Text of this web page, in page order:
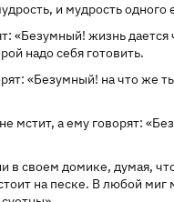
и мудрость одного
«Безумный! жизнь
надо себя готовить.
«Безумный! на что же
мстит, а ему говорят:
своем домике, думая,
на песке. В любой